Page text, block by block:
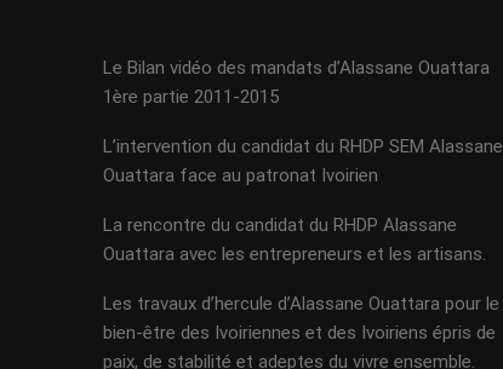
Le Bilan vidéo des mandats d’Alassane Ouattara
1ère partie 2011-2015
L’intervention du candidat du RHDP SEM Alassane
Ouattara face au patronat Ivoirien
La rencontre du candidat du RHDP Alassane
Ouattara avec les entrepreneurs et les artisans.
Les travaux d’hercule d’Alassane Ouattara pour le
bien-être des Ivoiriennes et des Ivoiriens épris de
paix, de stabilité et adeptes du vivre ensemble.